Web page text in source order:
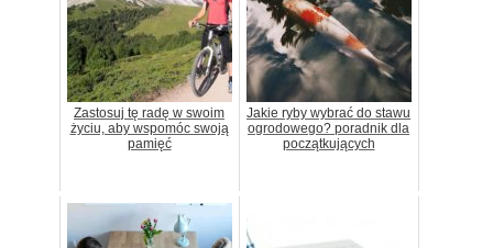
Zastosuj tę radę w swoim
życiu, aby wspomóc swoją
pamięć
Jakie ryby wybrać do stawu
ogrodowego? poradnik dla
początkujących